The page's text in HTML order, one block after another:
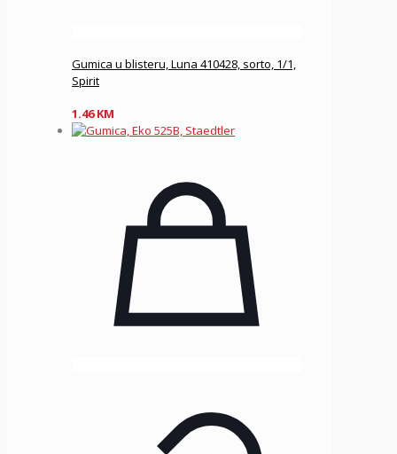
Gumica u blisteru, Luna 410428, sorto, 1/1,
Spirit
1.46KM